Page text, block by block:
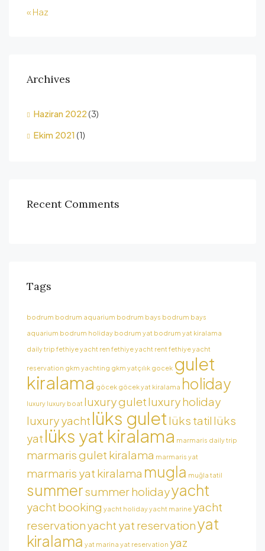
« Haz
Archives
Haziran 2022 (3)
Ekim 2021 (1)
Recent Comments
Tags
bodrum bodrum aquarium bodrum bays bodrum bays
aquarium bodrum holiday bodrum yat bodrum yat kiralama
daily trip fethiye yacht ren fethiye yacht rent fethiye yacht
reservation gkm yachting gkm yatçılık gocek gulet
kiralama göcek göcek yat kiralama holiday
luxury luxury boat luxury guletluxury holiday
luxury yacht lüks guletlüks tatil lüks
yat lüks yat kiralama marmaris daily trip
marmaris gulet kiralama marmaris yat
marmaris yat kiralama mugla muğla tatil
summersummer holidayyacht
yacht booking yacht holidayyacht marine yacht
reservationyacht yat reservationyat
kiralama yat marina yat reservation yaz